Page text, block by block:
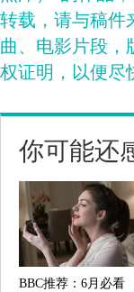
转载，请与稿件
曲、电影片段，
权证明，以便尽
你可能还
BBC推荐：6月必看